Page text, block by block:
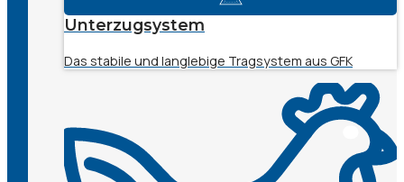
Unterzugsystem
Das stabile und langlebige Tragsystem aus GFK